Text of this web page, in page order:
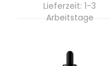
Lieferzeit: 1-3
Arbeitstage